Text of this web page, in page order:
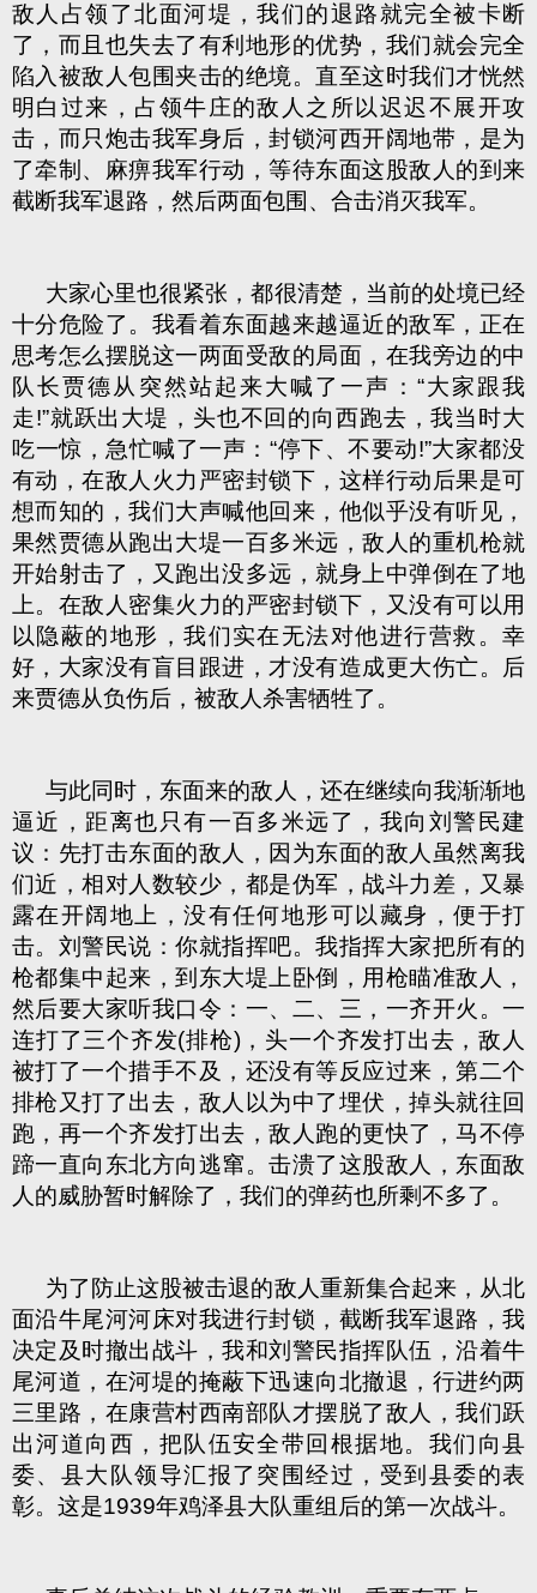
敌人占领了北面河堤，我们的退路就完全被卡断
了，而且也失去了有利地形的优势，我们就会完全
陷入被敌人包围夹击的绝境。直至这时我们才恍然
明白过来，占领牛庄的敌人之所以迟迟不展开攻
击，而只炮击我军身后，封锁河西开阔地带，是为
了牵制、麻痹我军行动，等待东面这股敌人的到来
截断我军退路，然后两面包围、合击消灭我军。
大家心里也很紧张，都很清楚，当前的处境已经
十分危险了。我看着东面越来越逼近的敌军，正在
思考怎么摆脱这一两面受敌的局面，在我旁边的中
队长贾德从突然站起来大喊了一声：“大家跟我
走!”就跃出大堤，头也不回的向西跑去，我当时大
吃一惊，急忙喊了一声：“停下、不要动!”大家都没
有动，在敌人火力严密封锁下，这样行动后果是可
想而知的，我们大声喊他回来，他似乎没有听见，
果然贾德从跑出大堤一百多米远，敌人的重机枪就
开始射击了，又跑出没多远，就身上中弹倒在了地
上。在敌人密集火力的严密封锁下，又没有可以用
以隐蔽的地形，我们实在无法对他进行营救。幸
好，大家没有盲目跟进，才没有造成更大伤亡。后
来贾德从负伤后，被敌人杀害牺牲了。
与此同时，东面来的敌人，还在继续向我渐渐地
逼近，距离也只有一百多米远了，我向刘警民建
议：先打击东面的敌人，因为东面的敌人虽然离我
们近，相对人数较少，都是伪军，战斗力差，又暴
露在开阔地上，没有任何地形可以藏身，便于打
击。刘警民说：你就指挥吧。我指挥大家把所有的
枪都集中起来，到东大堤上卧倒，用枪瞄准敌人，
然后要大家听我口令：一、二、三，一齐开火。一
连打了三个齐发(排枪)，头一个齐发打出去，敌人
被打了一个措手不及，还没有等反应过来，第二个
排枪又打了出去，敌人以为中了埋伏，掉头就往回
跑，再一个齐发打出去，敌人跑的更快了，马不停
蹄一直向东北方向逃窜。击溃了这股敌人，东面敌
人的威胁暂时解除了，我们的弹药也所剩不多了。
为了防止这股被击退的敌人重新集合起来，从北
面沿牛尾河河床对我进行封锁，截断我军退路，我
决定及时撤出战斗，我和刘警民指挥队伍，沿着牛
尾河道，在河堤的掩蔽下迅速向北撤退，行进约两
三里路，在康营村西南部队才摆脱了敌人，我们跃
出河道向西，把队伍安全带回根据地。我们向县
委、县大队领导汇报了突围经过，受到县委的表
彰。这是1939年鸡泽县大队重组后的第一次战斗。